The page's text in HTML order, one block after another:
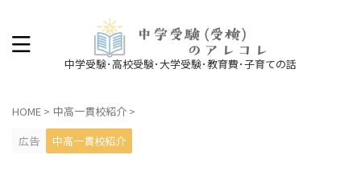
中学受験･高校受験･大学受験･教育費･子育ての話
HOME > 中高一貫校紹介 >
広告
中高一貫校紹介